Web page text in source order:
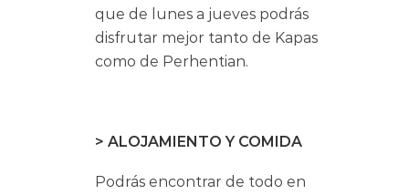
que de lunes a jueves podrás
disfrutar mejor tanto de Kapas
como de Perhentian.
> ALOJAMIENTO Y COMIDA
Podrás encontrar de todo en